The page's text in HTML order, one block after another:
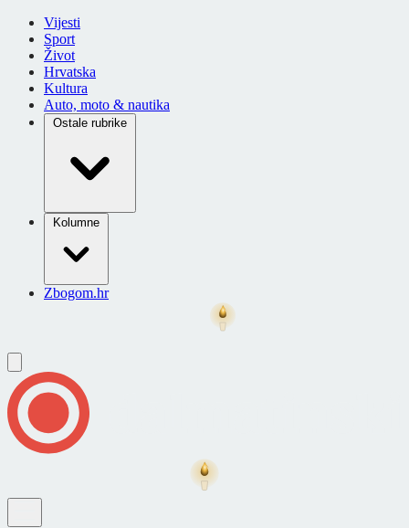
Vijesti
Sport
Život
Hrvatska
Kultura
Auto, moto & nautika
Ostale rubrike
Kolumne
Zbogom.hr